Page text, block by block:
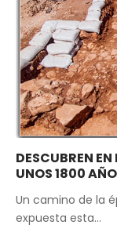
DESCUBREN
UNOS 1800
Un camino de la
expuesta esta…